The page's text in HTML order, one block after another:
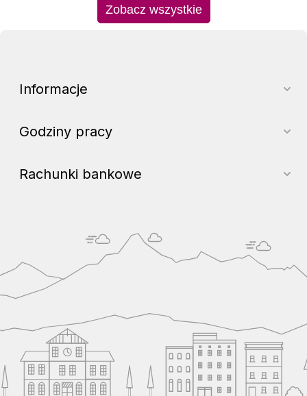
Zobacz wszystkie
Informacje
Godziny pracy
Rachunki bankowe